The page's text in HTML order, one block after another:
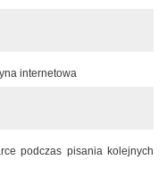
internetowa
podczas pisania kolejnych